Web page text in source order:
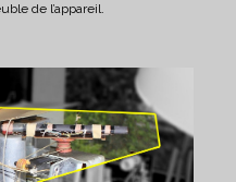
de l’appareil.